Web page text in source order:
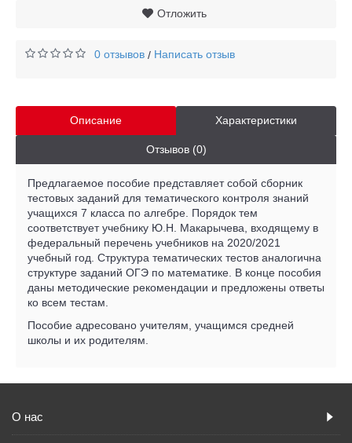
Отложить
0 отзывов / Написать отзыв
Описание Характеристики
Отзывов (0)
Предлагаемое пособие представляет собой сборник
тестовых заданий для тематического контроля знаний
учащихся 7 класса по алгебре. Порядок тем
соответствует учебнику Ю.Н. Макарычева, входящему в
федеральный перечень учебников на 2020/2021
учебный год. Структура тематических тестов аналогична
структуре заданий ОГЭ по математике. В конце пособия
даны методические рекомендации и предложены ответы
ко всем тестам.
Пособие адресовано учителям, учащимся средней
школы и их родителям.
О нас